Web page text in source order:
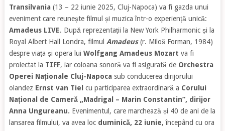
Transilvania (13 – 22 iunie 2025, Cluj-Napoca) va fi gazda unui
eveniment care reunește filmul și muzica într-o experiență unică:
Amadeus LIVE. După reprezentații la New York Philharmonic și la
Royal Albert Hall Londra, filmul Amadeus(r. Miloš Forman, 1984)
despre viața și opera lui Wolfgang Amadeus Mozart va fi
proiectat la TIFF, iar coloana sonoră va fi asigurată de Orchestra
Operei Naționale Cluj-Napoca sub conducerea dirijorului
olandez Ernst van Tiel cu participarea extraordinară a Corului
Național de Cameră „Madrigal – Marin Constantin”, dirijor
Anna Ungureanu. Evenimentul, care marchează și 40 de ani de la
lansarea filmului, va avea loc duminică, 22 iunie, începând cu ora